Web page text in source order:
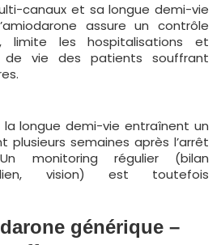
canaux et sa longue demi-vie
assure un contrôle
limite les hospitalisations et
de vie des patients souffrant
longue demi-vie entraînent un
semaines après l’arrêt
monitoring régulier (bilan
vision) est toutefois
générique –